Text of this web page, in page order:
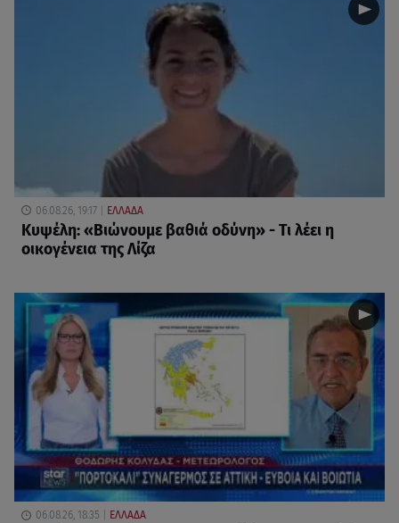
06.08.26, 19:17 ΕΛΛΑΔΑ
Κυψέλη: «Βιώνουμε βαθιά οδύνη» - Τι λέει η
οικογένεια της Λίζα
06.08.26, 18:35 ΕΛΛΑΔΑ